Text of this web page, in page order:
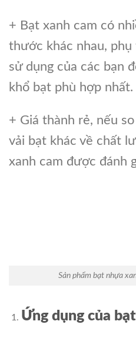
+ Bạt xanh cam có
thước khác nhau, phụ
sử dụng của các bạn
khổ bạt phù hợp nhất.
+ Giá thành rẻ, nếu
vải bạt khác về chất
xanh cam được đánh
Sản phẩm bạt nhựa
Ứng dụng của